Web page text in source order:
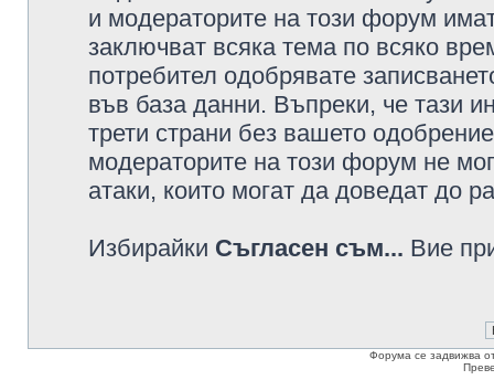
и модераторите на този форум
заключват всяка тема по всяко
потребител одобрявате
във база данни. Въпреки, че тази
трети страни без вашето
модераторите на този форум не
атаки, които могат да доведат до
Избирайки Съгласен съм... Вие
Форума се задвижва